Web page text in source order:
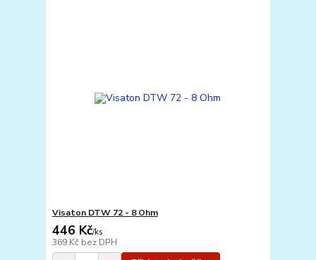
Visaton DTW 72 - 8 Ohm
446 Kč/ks
369 Kč bez DPH